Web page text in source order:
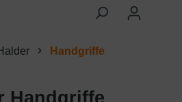
Handgriffe